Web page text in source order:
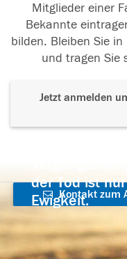
Mitglieder einer
Bekannte
bilden. Bleiben Sie
und tragen Sie
Jetzt anmelden
der Tod ist
Ewigkeit.
Kontakt zum
aufnehmen